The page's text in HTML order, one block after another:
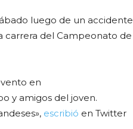
luego de un accidente
carrera del Campeonato de
en
y amigos del joven.
escribió en Twitter